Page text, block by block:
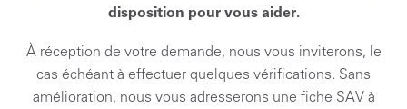
disposition pour vous aider.
À réception de votre demande, nous vous inviterons, le
cas échéant à effectuer quelques vérifications. Sans
amélioration, nous vous adresserons une fiche SAV à